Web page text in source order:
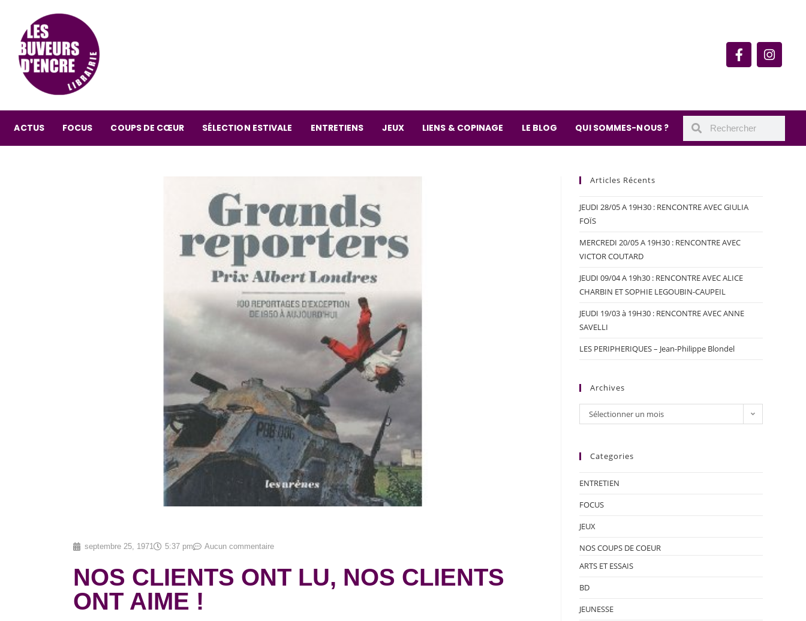
ACTUS FOCUS COUPS DE CŒUR SÉLECTION ESTIVALE ENTRETIENS JEUX LIENS & COPINAGE LE BLOG QUI SOMMES-NOUS ?
septembre 25, 1971 5:37 pm Aucun commentaire
NOS CLIENTS ONT LU, NOS CLIENTS
ONT AIME !
Articles Récents
JEUDI 28/05 A 19H30 : RENCONTRE AVEC GIULIA
FOÏS
MERCREDI 20/05 A 19H30 : RENCONTRE AVEC
VICTOR COUTARD
JEUDI 09/04 A 19h30 : RENCONTRE AVEC ALICE
CHARBIN ET SOPHIE LEGOUBIN-CAUPEIL
JEUDI 19/03 à 19H30 : RENCONTRE AVEC ANNE
SAVELLI
LES PERIPHERIQUES – Jean-Philippe Blondel
Archives
Sélectionner un mois
Categories
ENTRETIEN
FOCUS
JEUX
NOS COUPS DE COEUR
ARTS ET ESSAIS
BD
JEUNESSE